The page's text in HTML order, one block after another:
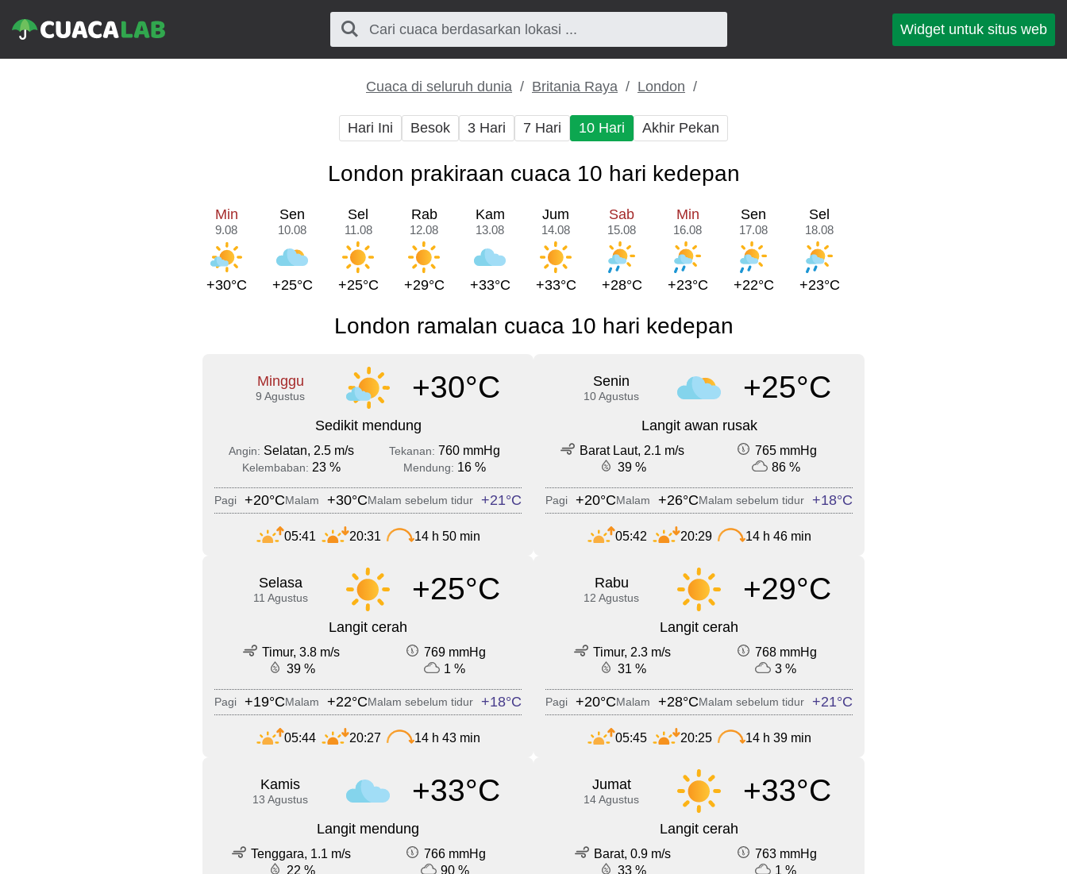
Widget untuk situs web
Cuaca di seluruh dunia Britania Raya London
Hari Ini Besok 3 Hari 7 Hari 10 Hari Akhir Pekan
London prakiraan cuaca 10 hari kedepan
Min
9.08
+30°C
Sen
10.08
+25°C
Sel
11.08
+25°C
Rab
12.08
+29°C
Kam
13.08
+33°C
Jum
14.08
+33°C
Sab
15.08
+28°C
Min
16.08
+23°C
Sen
17.08
+22°C
Sel
18.08
+23°C
London ramalan cuaca 10 hari kedepan
Minggu
9 Agustus +30°C
Sedikit mendung
Angin: Selatan, 2.5 m/s Tekanan: 760 mmHg
Kelembaban: 23 % Mendung: 16 %
Pagi +20°CMalam +30°CMalam sebelum tidur +21°C
05:41 20:31 14 h 50 min
Senin
10 Agustus +25°C
Langit awan rusak
Barat Laut, 2.1 m/s
765 mmHg
39 %
86 %
Pagi +20°CMalam +26°CMalam sebelum tidur +18°C
05:42 20:29 14 h 46 min
Selasa
11 Agustus +25°C
Langit cerah
Timur, 3.8 m/s
769 mmHg
39 %
1 %
Pagi +19°CMalam +22°CMalam sebelum tidur +18°C
05:44 20:27 14 h 43 min
Rabu
12 Agustus +29°C
Langit cerah
Timur, 2.3 m/s
768 mmHg
31 %
3 %
Pagi +20°CMalam +28°CMalam sebelum tidur +21°C
05:45 20:25 14 h 39 min
Kamis
13 Agustus +33°C
Langit mendung
Tenggara, 1.1 m/s
766 mmHg
22 %
90 %
Jumat
14 Agustus +33°C
Langit cerah
Barat, 0.9 m/s
763 mmHg
33 %
1 %